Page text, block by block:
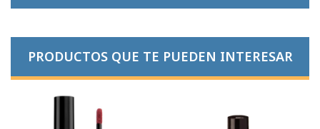
PRODUCTOS QUE TE PUEDEN INTERESAR